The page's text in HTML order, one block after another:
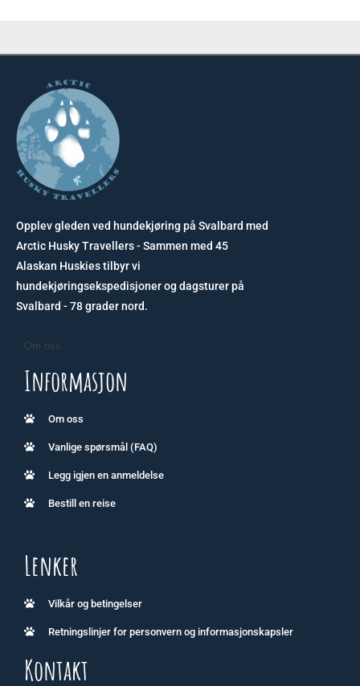
Opplev gleden ved hundekjøring på Svalbard med
Arctic Husky Travellers - Sammen med 45
Alaskan Huskies tilbyr vi
hundekjøringsekspedisjoner og dagsturer på
Svalbard - 78 grader nord.
Om oss
Informasjon
Om oss
Vanlige spørsmål (FAQ)
Legg igjen en anmeldelse
Bestill en reise
Lenker
Vilkår og betingelser
Retningslinjer for personvern og informasjonskapsler
Kontakt